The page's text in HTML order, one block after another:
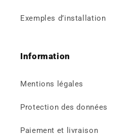
Exemples d’installation
Information
Mentions légales
Protection des données
Paiement et livraison